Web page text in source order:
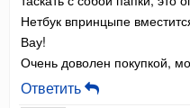
Нетбук впринцыпе
Вау!
Очень доволен покупкой,
Ответить